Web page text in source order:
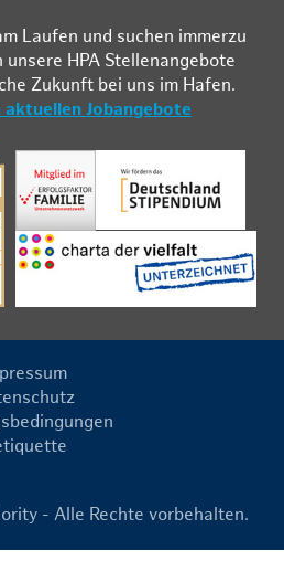
Lau­fen und su­chen im­mer­zu
HPA Stel­len­an­ge­bo­te
Zu­kunft bei uns im Ha­fen.
Jobangebote
- Alle Rechte vorbehalten.